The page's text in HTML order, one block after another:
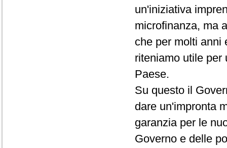
un'iniziativa
microfinanza, ma
che per molti anni
riteniamo utile per
Paese.
Su questo il
dare un'impronta
garanzia per le
Governo e delle